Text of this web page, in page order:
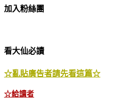
加入粉絲團
看大仙必讀
☆亂貼廣告者請先看這篇☆
☆給讀者